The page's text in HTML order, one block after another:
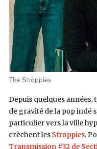
The Stroppies
Depuis quelques années,
de gravité de la pop indé
particulier vers la ville
crèchent les Stroppies.
Transmission #32 de